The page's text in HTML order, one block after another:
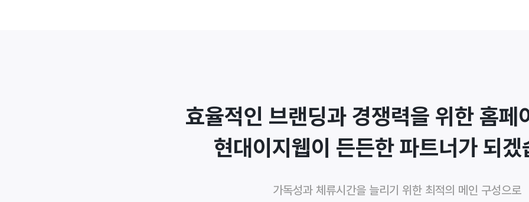
효율적인 브랜딩과 경쟁력을 위한 홈페
현대이지웹이 든든한 파트너가 되겠
가독성과 체류시간을 늘리기 위한 최적의 메인 구성으로